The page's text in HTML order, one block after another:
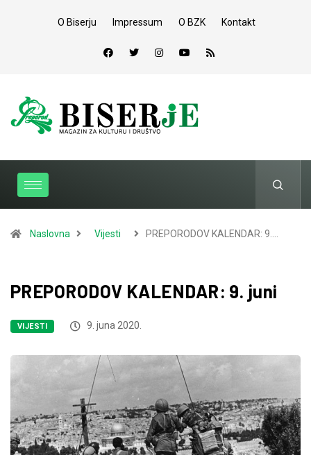
O Biserju Impressum O BZK Kontakt
Naslovna Vijesti PREPORODOV KALENDAR: 9.…
PREPORODOV KALENDAR: 9. juni
VIJESTI 9. juna 2020.